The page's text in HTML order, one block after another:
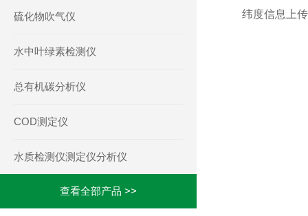
纬度信息上
硫化物吹气仪
水中叶绿素检测仪
总有机碳分析仪
COD测定仪
水质检测仪测定仪分析仪
查看全部产品 >>